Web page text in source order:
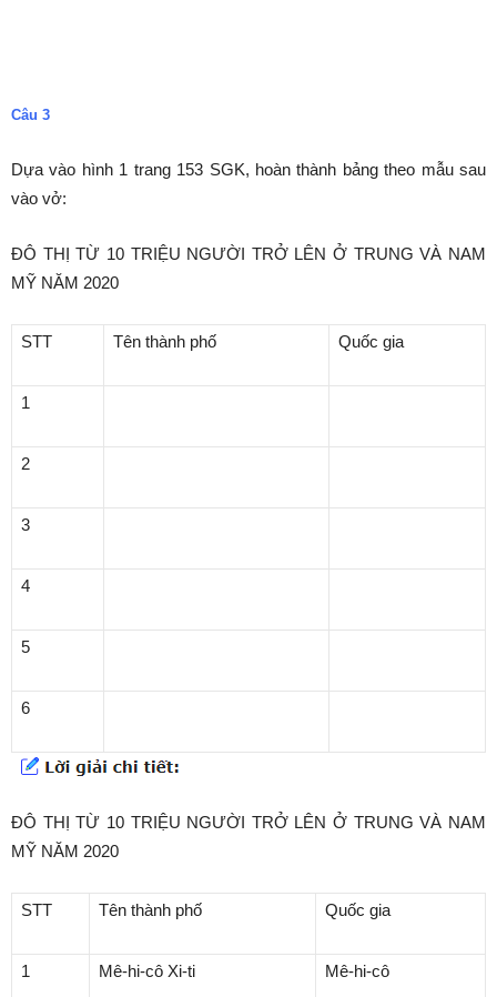
Câu 3
Dựa vào hình 1 trang 153 SGK, hoàn thành bảng theo mẫu sau
vào vở:
ĐÔ THỊ TỪ 10 TRIỆU NGƯỜI TRỞ LÊN Ở TRUNG VÀ NAM
MỸ NĂM 2020
STT Tên thành phố Quốc gia
1
2
3
4
5
6
ĐÔ THỊ TỪ 10 TRIỆU NGƯỜI TRỞ LÊN Ở TRUNG VÀ NAM
MỸ NĂM 2020
STT Tên thành phố Quốc gia
1 Mê-hi-cô Xi-ti Mê-hi-cô